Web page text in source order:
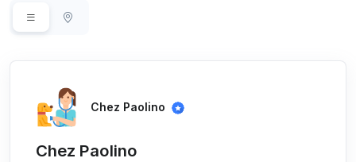
Chez Paolino
Chez Paolino